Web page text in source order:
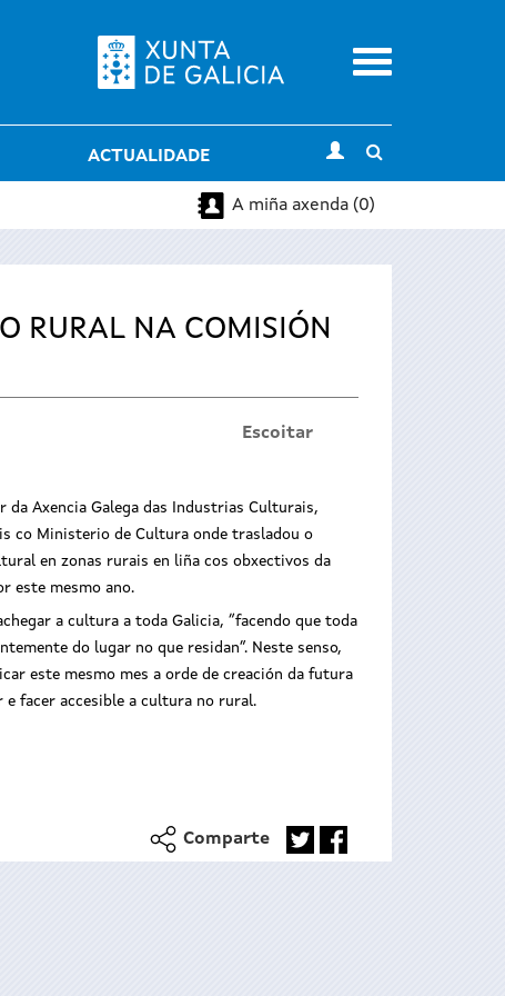
Menu
ACTUALIDADE
search
A miña axenda (0)
RURAL NA COMISIÓN
Escoitar
Axencia Galega das Industrias Culturais,
co Ministerio de Cultura onde trasladou o
en zonas rurais en liña cos obxectivos da
este mesmo ano.
a cultura a toda Galicia, “facendo que toda
do lugar no que residan”. Neste senso,
este mesmo mes a orde de creación da futura
e facer accesible a cultura no rural.
Comparte